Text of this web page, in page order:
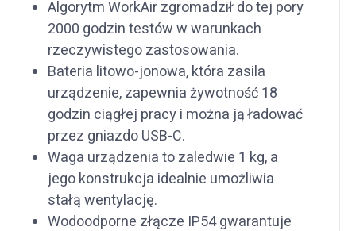
Algorytm WorkAir zgromadził do tej pory
2000 godzin testów w warunkach
rzeczywistego zastosowania.
Bateria litowo-jonowa, która zasila
urządzenie, zapewnia żywotność 18
godzin ciągłej pracy i można ją ładować
przez gniazdo USB-C.
Waga urządzenia to zaledwie 1 kg, a
jego konstrukcja idealnie umożliwia
stałą wentylację.
Wodoodporne złącze IP54 gwarantuje